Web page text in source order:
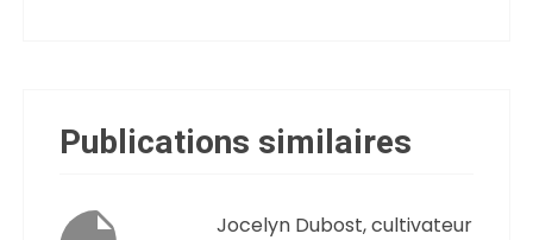
Publications similaires
Jocelyn Dubost, cultivateur